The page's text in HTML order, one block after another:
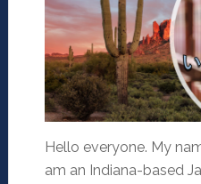
Hello everyone. My
am an Indiana-based